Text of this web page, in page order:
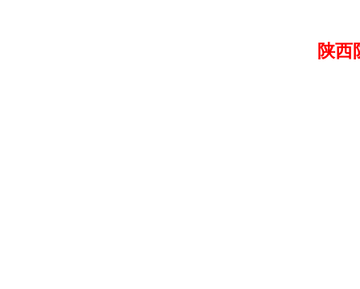
陕西